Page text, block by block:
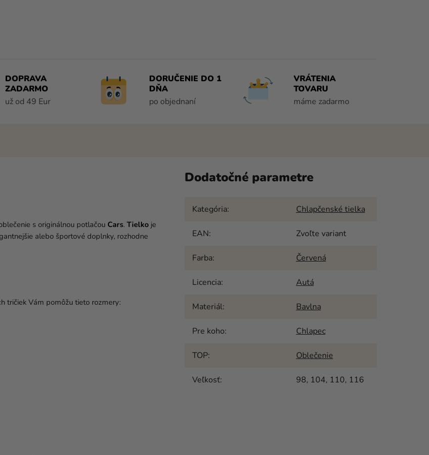
DOPRAVA
ZADARMO
už od 49 Eur
DORUČENIE DO 1
DŇA
po objednaní
VRÁTENIA
TOVARU
máme zadarmo
s originálnou potlačou Cars. Tielko je
alebo športové doplnky, rozhodne
tričiek Vám pomôžu tieto rozmery:
Dodatočné parametre
Kategória: Chlapčenské tielka
EAN: Zvoľte variant
Farba: Červená
Licencia: Autá
Materiál: Bavlna
Pre koho: Chlapec
TOP: Oblečenie
Veľkosť: 98, 104, 110, 116